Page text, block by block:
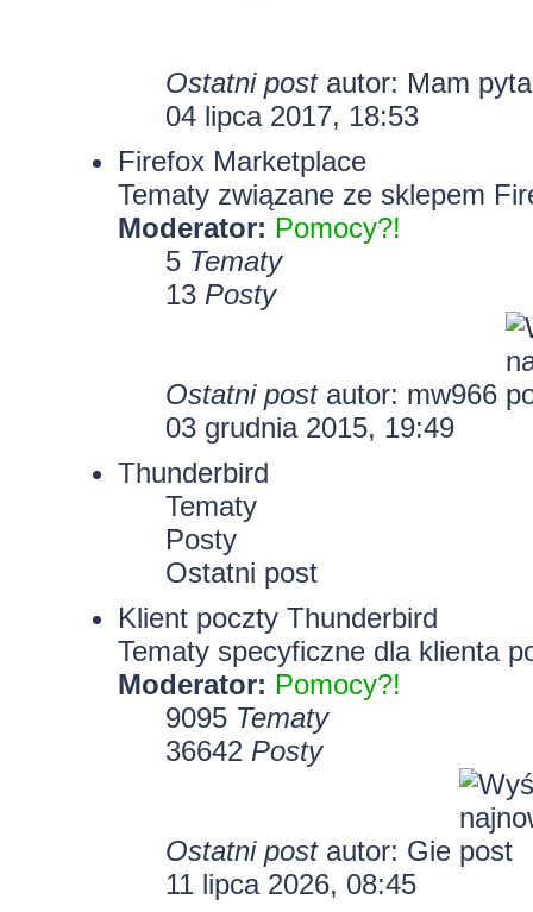
Ostatni postautor: Mam
04 lipca 2017, 18:53
Firefox Marketplace
Tematy związane ze sklepem
Moderator: Pomocy?!
5 Tematy
13 Posty
Ostatni postautor: mw966
03 grudnia 2015, 19:49
Thunderbird
Tematy
Posty
Ostatni post
Klient poczty Thunderbird
Tematy specyficzne dla klienta
Moderator: Pomocy?!
9095 Tematy
36642 Posty
Ostatni postautor: Gie
11 lipca 2026, 08:45